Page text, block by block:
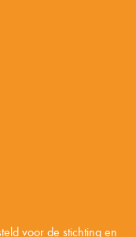
voor de stichting en